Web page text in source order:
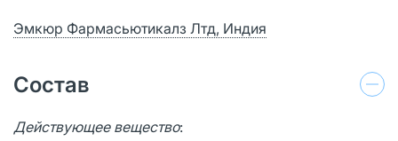
Эмкюр Фармасьютикалз Лтд, Индия
Состав
Действующее вещество: